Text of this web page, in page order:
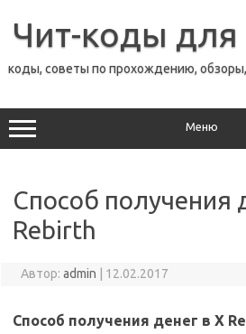
содержимому
Чит-коды для
коды, советы по прохождению,
Меню
Способ получения
Rebirth
Автор: admin 12.02.2017
Способ получения денег в X